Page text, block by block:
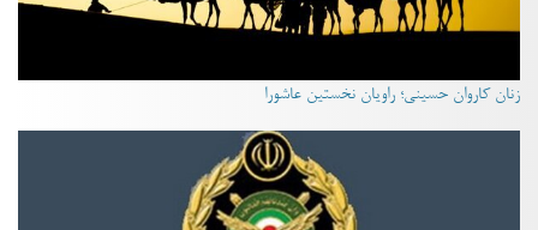
زنان کاروان حسینی؛ راویان نخستین عاشورا